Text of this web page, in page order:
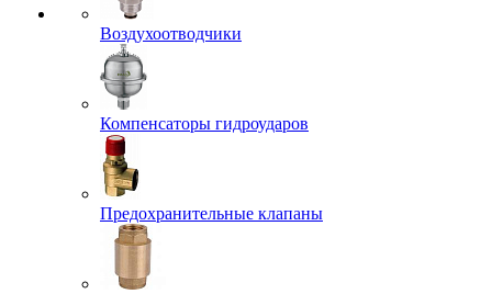
Воздухоотводчики
Компенсаторы гидроударов
Предохранительные клапаны